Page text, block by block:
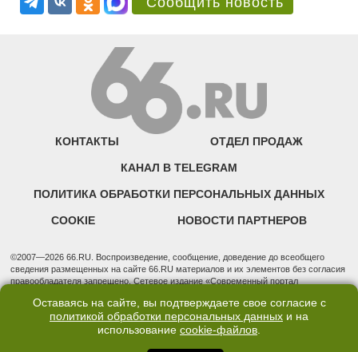
КОНТАКТЫ ОТДЕЛ ПРОДАЖ
КАНАЛ В TELEGRAM
ПОЛИТИКА ОБРАБОТКИ ПЕРСОНАЛЬНЫХ ДАННЫХ
COOKIE НОВОСТИ ПАРТНЕРОВ
©2007—2026 66.RU. Воспроизведение, сообщение, доведение до всеобщего
сведения размещенных на сайте 66.RU материалов и их элементов без согласия
правообладателя запрещено. Сетевое издание «Современный портал
надзору в сфере связи, информационных технологий и массовых коммуникаций
(Роскомнадзор). Регистрационный номер ЭЛ № ФС 77 - 76634 от 02.09.2019
Учредитель: Общество с ограниченной ответственностью "66.ру". Юридический
Оставаясь на сайте, вы подтверждаете свое согласие с
политикой обработки персональных данных и на
использование cookie-файлов.